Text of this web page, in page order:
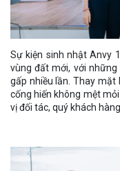
Sự kiện sinh nhật Anvy
vùng đất mới, với
gấp nhiều lần. Thay mặt
cống hiến không mệt
vị đối tác, quý khách